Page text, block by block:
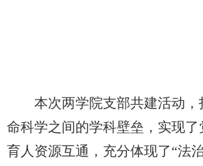
本次两学院支部共建活动，
命科学之间的学科壁垒，实现了
育人资源互通，充分体现了“法